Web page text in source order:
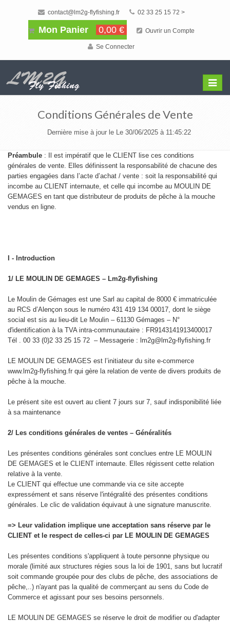
contact@lm2g-flyfishing.fr 02 33 25 15 72 >
Mon Panier 0,00 € Ouvrir un Compte
Se Connecter
Menu
Conditions Générales de Vente
Dernière mise à jour le Le 30/06/2025 à 11:45:22
Préambule : Il est impératif que le CLIENT lise ces conditions
générales de vente. Elles définissent la responsabilité de chacune des
parties engagées dans l’acte d’achat / vente : soit la responsabilité qui
incombe au CLIENT internaute, et celle qui incombe au MOULIN DE
GEMAGES en tant que distributeur de produits de pêche à la mouche
vendus en ligne.
I - Introduction
1/ LE MOULIN DE GEMAGES – Lm2g-flyfishing
Le Moulin de Gémages est une Sarl au capital de 8000 € immatriculée
au RCS d’Alençon sous le numéro 431 419 134 00017, dont le siège
social est sis au lieu-dit Le Moulin – 61130 Gémages – N°
d'identification à la TVA intra-communautaire : FR9143141913400017
Tél . 00 33 (0)2 33 25 15 72 – Messagerie : lm2g@lm2g-flyfishing.fr
LE MOULIN DE GEMAGES est l’initiateur du site e-commerce
www.lm2g-flyfishing.fr qui gère la relation de vente de divers produits de
pêche à la mouche.
Le présent site est ouvert au client 7 jours sur 7, sauf indisponibilité liée
à sa maintenance
2/ Les conditions générales de ventes – Généralités
Les présentes conditions générales sont conclues entre LE MOULIN
DE GEMAGES et le CLIENT internaute. Elles régissent cette relation
relative à la vente.
Le CLIENT qui effectue une commande via ce site accepte
expressément et sans réserve l'intégralité des présentes conditions
générales. Le clic de validation équivaut à une signature manuscrite.
=> Leur validation implique une acceptation sans réserve par le
CLIENT et le respect de celles-ci par LE MOULIN DE GEMAGES
Les présentes conditions s'appliquent à toute personne physique ou
morale (limité aux structures régies sous la loi de 1901, sans but lucratif
soit commande groupée pour des clubs de pêche, des associations de
pêche,..) n'ayant pas la qualité de commerçant au sens du Code de
Commerce et agissant pour ses besoins personnels.
LE MOULIN DE GEMAGES se réserve le droit de modifier ou d'adapter